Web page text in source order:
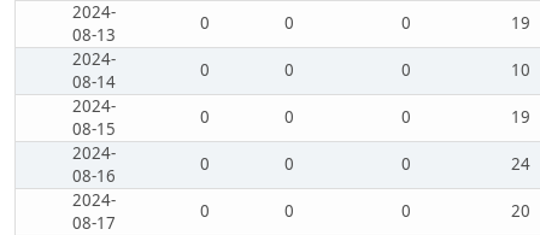
2024-
08-13
0 0 0
19
2024-
08-14
0 0 0
10
2024-
08-15
0 0 0
19
2024-
08-16
0 0 0
24
2024-
08-17
0 0 0
20